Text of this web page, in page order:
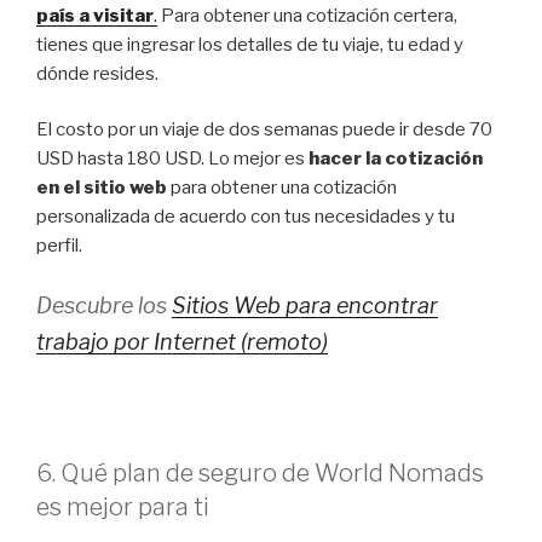
país a visitar. Para obtener una cotización certera,
tienes que ingresar los detalles de tu viaje, tu edad y
dónde resides.
El costo por un viaje de dos semanas puede ir desde 70
USD hasta 180 USD. Lo mejor es hacer la cotización
en el sitio web para obtener una cotización
personalizada de acuerdo con tus necesidades y tu
perfil.
Descubre losSitios Web para encontrar
trabajo por Internet (remoto)
6. Qué plan de seguro de World Nomads
es mejor para ti